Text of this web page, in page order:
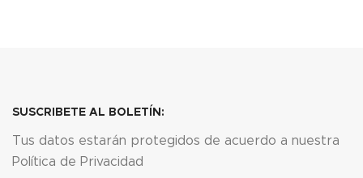
SUSCRIBETE AL BOLETÍN:
Tus datos estarán protegidos de acuerdo a nuestra
Política de Privacidad